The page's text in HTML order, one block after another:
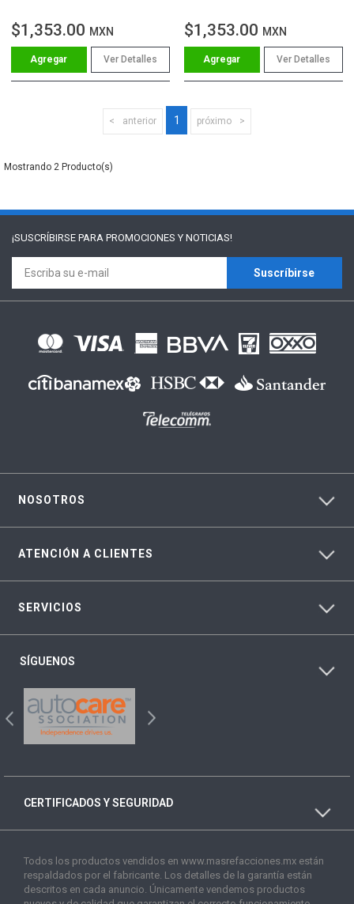
$1,353.00 MXN
Ver Detalles
$1,353.00 MXN
Ver Detalles
anterior 1 próximo
2
¡SUSCRÍBIRSE PARA PROMOCIONES Y NOTICIAS!
Suscríbirse
NOSOTROS
ATENCIÓN A CLIENTES
SERVICIOS
SÍGUENOS
CERTIFICADOS Y SEGURIDAD
Todos los productos vendidos en www.masrefacciones.mx están
respaldados por el fabricante. Los detalles de la garantía están
descritos en cada anuncio. Únicamente vendemos productos